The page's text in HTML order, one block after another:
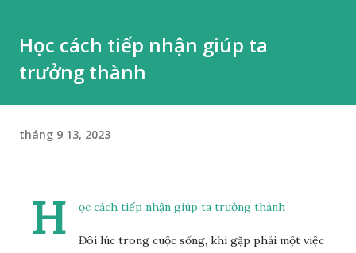
Học cách tiếp nhận giúp ta
trưởng thành
tháng 9 13, 2023
H ọc cách tiếp nhận giúp ta trưởng thành
Đôi lúc trong cuộc sống, khi gặp phải một việc